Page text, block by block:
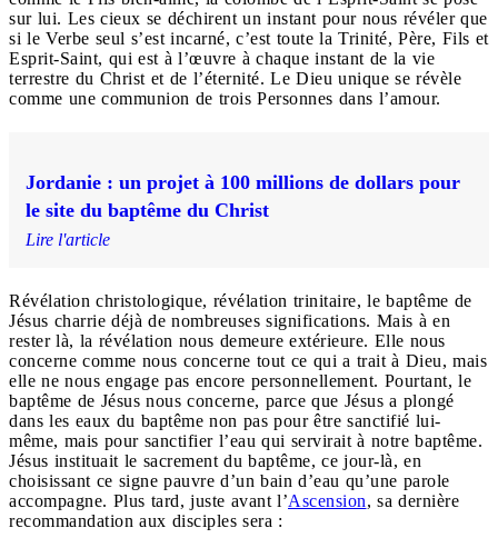
sur lui. Les cieux se déchirent un instant pour nous révéler que
si le Verbe seul s’est incarné, c’est toute la Trinité, Père, Fils et
Esprit-Saint, qui est à l’œuvre à chaque instant de la vie
terrestre du Christ et de l’éternité. Le Dieu unique se révèle
comme une communion de trois Personnes dans l’amour.
Jordanie : un projet à 100 millions de dollars pour
le site du baptême du Christ
Lire l'article
Révélation christologique, révélation trinitaire, le baptême de
Jésus charrie déjà de nombreuses significations. Mais à en
rester là, la révélation nous demeure extérieure. Elle nous
concerne comme nous concerne tout ce qui a trait à Dieu, mais
elle ne nous engage pas encore personnellement. Pourtant, le
baptême de Jésus nous concerne, parce que Jésus a plongé
dans les eaux du baptême non pas pour être sanctifié lui-
même, mais pour sanctifier l’eau qui servirait à notre baptême.
Jésus instituait le sacrement du baptême, ce jour-là, en
choisissant ce signe pauvre d’un bain d’eau qu’une parole
accompagne. Plus tard, juste avant l’Ascension, sa dernière
recommandation aux disciples sera :